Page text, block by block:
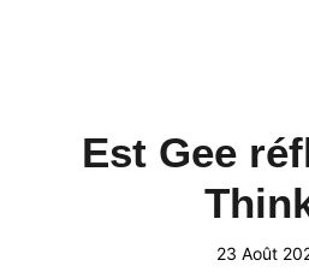
Est Gee
23 Août